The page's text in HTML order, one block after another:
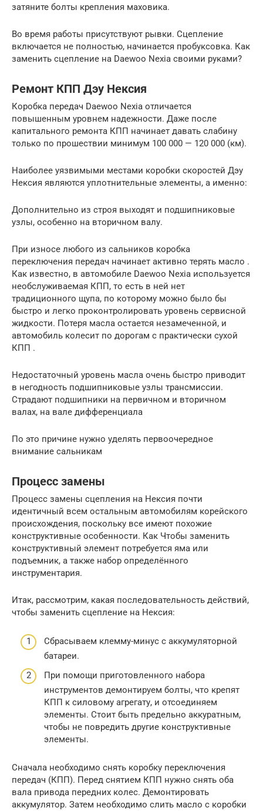
затяните болты крепления маховика.
Во время работы присутствуют рывки. Сцепление
включается не полностью, начинается пробуксовка. Как
заменить сцепление на Daewoo Nexia своими руками?
Ремонт КПП Дэу Нексия
Коробка передач Daewoo Nexia отличается
повышенным уровнем надежности. Даже после
капитального ремонта КПП начинает давать слабину
только по прошествии минимум 100 000 — 120 000 (км).
Наиболее уязвимыми местами коробки скоростей Дэу
Нексия являются уплотнительные элементы, а именно:
Дополнительно из строя выходят и подшипниковые
узлы, особенно на вторичном валу.
При износе любого из сальников коробка
переключения передач начинает активно терять масло .
Как известно, в автомобиле Daewoo Nexia используется
необслуживаемая КПП, то есть в ней нет
традиционного щупа, по которому можно было бы
быстро и легко проконтролировать уровень сервисной
жидкости. Потеря масла остается незамеченной, и
автомобиль колесит по дорогам с практически сухой
КПП .
Недостаточный уровень масла очень быстро приводит
в негодность подшипниковые узлы трансмиссии.
Страдают подшипники на первичном и вторичном
валах, на вале дифференциала
По это причине нужно уделять первоочередное
внимание сальникам
Процесс замены
Процесс замены сцепления на Нексия почти
идентичный всем остальным автомобилям корейского
происхождения, поскольку все имеют похожие
конструктивные особенности. Как Чтобы заменить
конструктивный элемент потребуется яма или
подъемник, а также набор определённого
инструментария.
Итак, рассмотрим, какая последовательность действий,
чтобы заменить сцепление на Нексия:
Сбрасываем клемму-минус с аккумуляторной
батареи.
При помощи приготовленного набора
инструментов демонтируем болты, что крепят
КПП к силовому агрегату, и отсоединяем
элементы. Стоит быть предельно аккуратным,
чтобы не повредить другие конструктивные
элементы.
Сначала необходимо снять коробку переключения
передач (КПП). Перед снятием КПП нужно снять оба
вала привода передних колес. Демонтировать
аккумулятор. Затем необходимо слить масло с коробки